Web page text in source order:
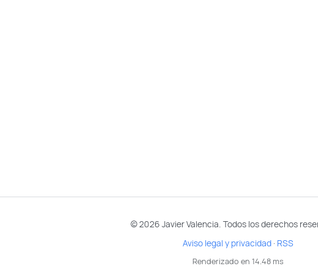
© 2026 Javier Valencia. Todos los derechos
Aviso legal y privacidad · RSS
Renderizado en 14.48 ms